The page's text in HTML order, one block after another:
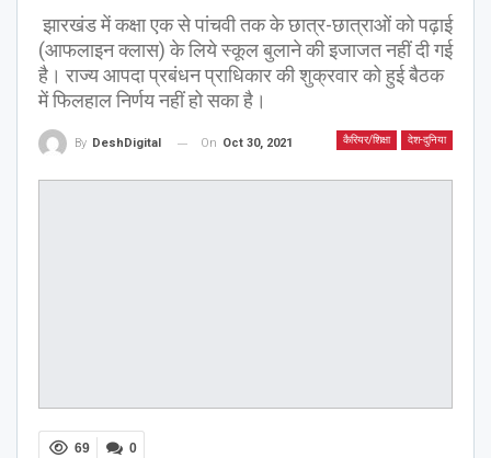
झारखंड में कक्षा एक से पांचवी तक के छात्र-छात्राओं को पढ़ाई
(आफलाइन क्लास) के लिये स्कूल बुलाने की इजाजत नहीं दी गई
है। राज्य आपदा प्रबंधन प्राधिकार की शुक्रवार को हुई बैठक
में फिलहाल निर्णय नहीं हो सका है।
कैरियर/शिक्षा देश-दुनिया
By DeshDigital On Oct 30, 2021
0
69